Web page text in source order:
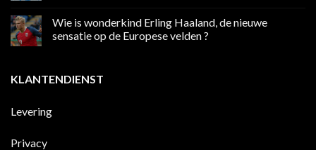
meer
100
land
scoort
op
jaar
nog
eens
tegen
Wie is wonderkind Erling Haaland, de nieuwe
sensatie op de Europese velden ?
Wie
is
Haaland,
KLANTENDIENST
Levering
Privacy